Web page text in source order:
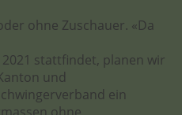
ohne Zuschauer. «Da
2021 stattfindet, planen wir
und
ein